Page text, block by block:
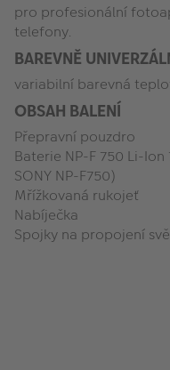
pro profesionální
telefony.
BAREVNĚ
variabilní barevná
OBSAH BALENÍ
Přepravní pouzdro
Baterie NP-F 750 Li-
SONY NP-F750)
Mřížkovaná rukojeť
Nabíječka
Spojky na propojení